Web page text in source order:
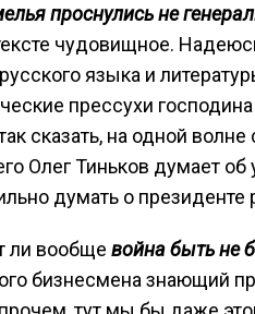
проснулись не
чудовищное.
языка и
прессухи
сказать, на одной
Олег Тиньков думает
думать о президенте
ли вообще война быть не
бизнесмена знающий